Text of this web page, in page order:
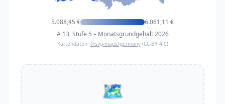
5.088,45 € 6.061,11 €
A 13, Stufe 5 – Monatsgrundgehalt 2026
Kartendaten: @svg-maps/germany(CC-BY 4.0)
🗺️